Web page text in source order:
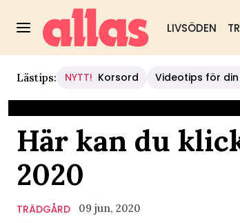
LIVSÖDEN
Lästips: NYTT! Korsord Videotips för
Här kan du
2020
TRÄDGÅRD 09 jun, 2020